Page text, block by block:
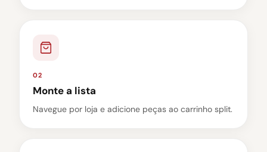
02
Monte a lista
Navegue por loja e adicione peças ao carrinho split.